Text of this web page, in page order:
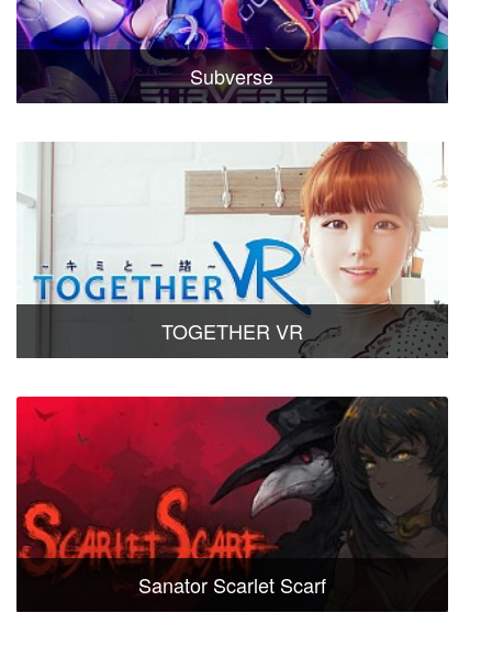
Subverse
TOGETHER VR
Sanator Scarlet Scarf